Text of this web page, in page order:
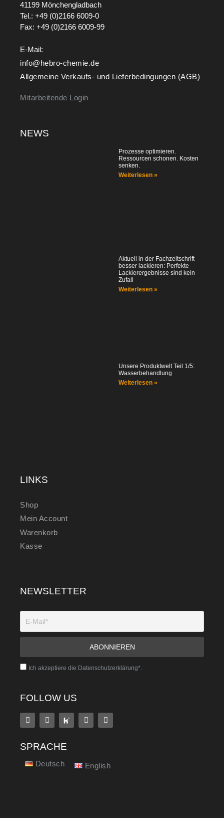
41199 Mönchengladbach
Tel.: +49 (0)2166 6009-0
Fax: +49 (0)2166 6009-99
E-Mail:
info@hebro-chemie.de
Allgemeine Verkaufs- und Lieferbedingungen (AGB)
Mitarbeitende Login
NEWS
Prozesse optimieren.
Ressourcen schonen. Kosten
senken.
Weiterlesen »
Aktuell in der Fachzeitschrift
besser lackieren: Perfekte
Lackierergebnisse sind kein
Zufall
Weiterlesen »
Unsere Produktwelt Teil 1/5:
Wasserbehandlung
Weiterlesen »
LINKS
Shop
Mein Account
Warenkorb
Kasse
NEWSLETTER
Ich akzeptiere die Datenschutzerklärung*.
FOLLOW US
SPRACHE
Deutsch English